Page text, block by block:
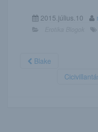
2015.július.10
Blake